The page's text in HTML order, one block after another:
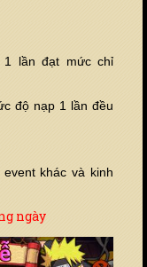
1 lần đạt mức chỉ
độ nạp 1 lần đều
khác và kinh
ngày